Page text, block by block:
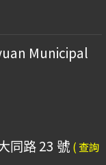
Municipal
同路 23 號 ( 查詢